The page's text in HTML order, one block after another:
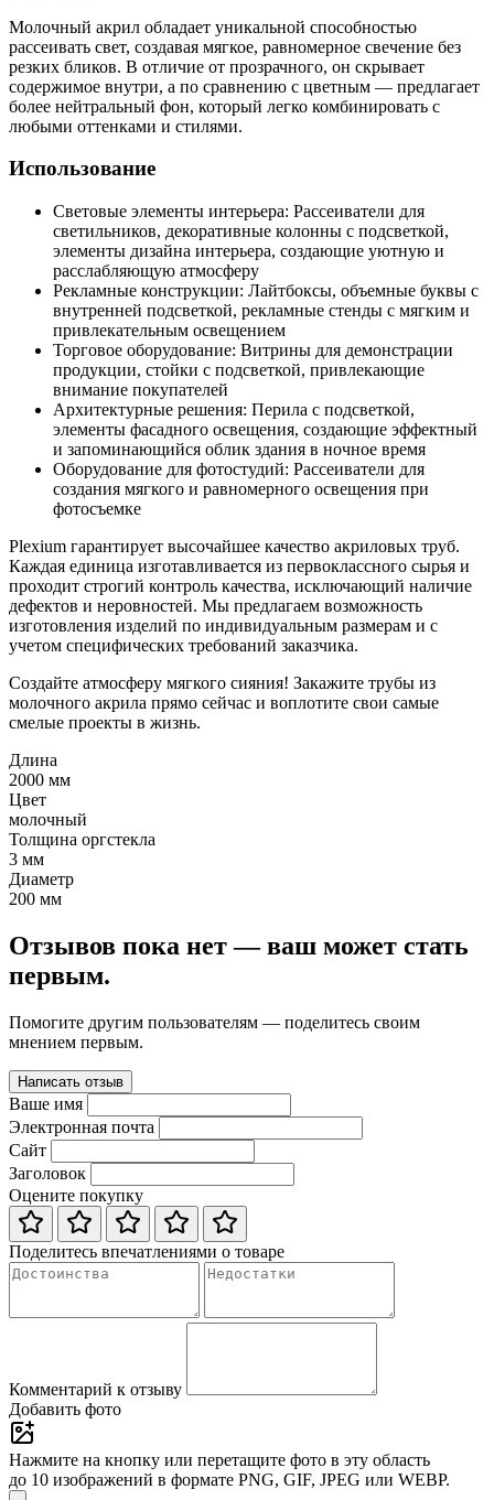
Молочный акрил обладает уникальной способностью
рассеивать свет, создавая мягкое, равномерное свечение без
резких бликов. В отличие от прозрачного, он скрывает
содержимое внутри, а по сравнению с цветным — предлагает
более нейтральный фон, который легко комбинировать с
любыми оттенками и стилями.
Использование
Световые элементы интерьера: Рассеиватели для
светильников, декоративные колонны с подсветкой,
элементы дизайна интерьера, создающие уютную и
расслабляющую атмосферу
Рекламные конструкции: Лайтбоксы, объемные буквы с
внутренней подсветкой, рекламные стенды с мягким и
привлекательным освещением
Торговое оборудование: Витрины для демонстрации
продукции, стойки с подсветкой, привлекающие
внимание покупателей
Архитектурные решения: Перила с подсветкой,
элементы фасадного освещения, создающие эффектный
и запоминающийся облик здания в ночное время
Оборудование для фотостудий: Рассеиватели для
создания мягкого и равномерного освещения при
фотосъемке
Plexium гарантирует высочайшее качество акриловых труб.
Каждая единица изготавливается из первоклассного сырья и
проходит строгий контроль качества, исключающий наличие
дефектов и неровностей. Мы предлагаем возможность
изготовления изделий по индивидуальным размерам и с
учетом специфических требований заказчика.
Создайте атмосферу мягкого сияния! Закажите трубы из
молочного акрила прямо сейчас и воплотите свои самые
смелые проекты в жизнь.
Длина
2000 мм
Цвет
молочный
Толщина оргстекла
3 мм
Диаметр
200 мм
Отзывов пока нет — ваш может стать
первым.
Помогите другим пользователям — поделитесь своим
мнением первым.
Написать отзыв
Ваше имя
Электронная почта
Сайт
Заголовок
Оцените покупку
Поделитесь впечатлениями о товаре
Комментарий к отзыву
Добавить фото
Нажмите на кнопку или перетащите фото в эту область
до 10 изображений в формате PNG, GIF, JPEG или WEBP.